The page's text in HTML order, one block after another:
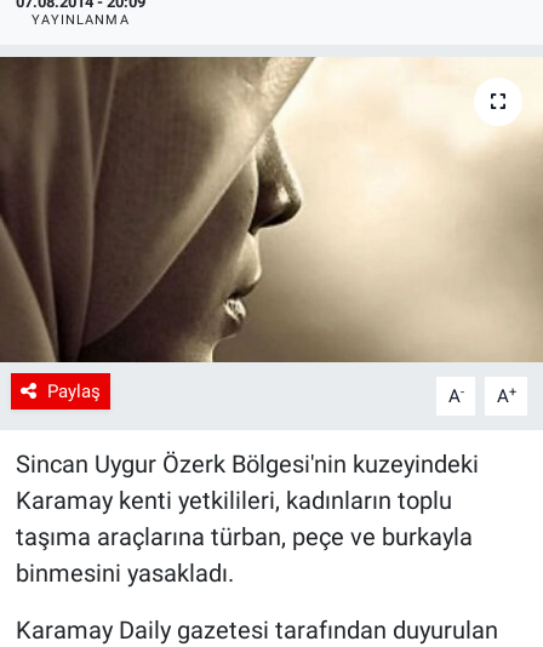
YAYINLANMA
Paylaş A- A+
Sincan Uygur Özerk Bölgesi'nin kuzeyindeki
Karamay kenti yetkilileri, kadınların toplu
taşıma araçlarına türban, peçe ve burkayla
binmesini yasakladı.
Karamay Daily gazetesi tarafından duyurulan